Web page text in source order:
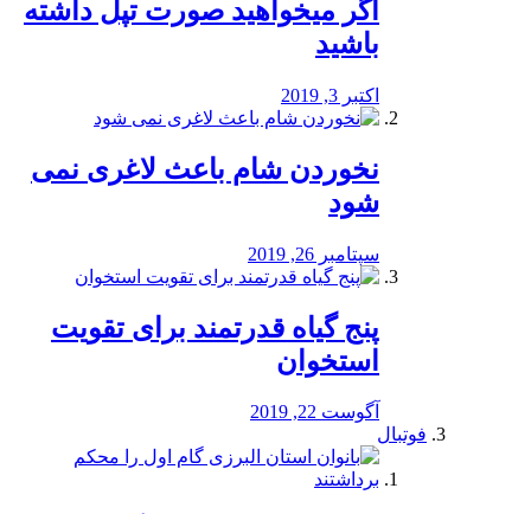
اگر میخواهید صورت تپل داشته
باشید
اکتبر 3, 2019
نخوردن شام باعث لاغری نمی
‌شود
سپتامبر 26, 2019
پنج گیاه قدرتمند برای تقویت
استخوان
آگوست 22, 2019
فوتبال